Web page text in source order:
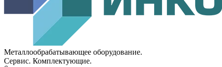
Металлообрабатывающее оборудование.
Сервис. Комплектующие.